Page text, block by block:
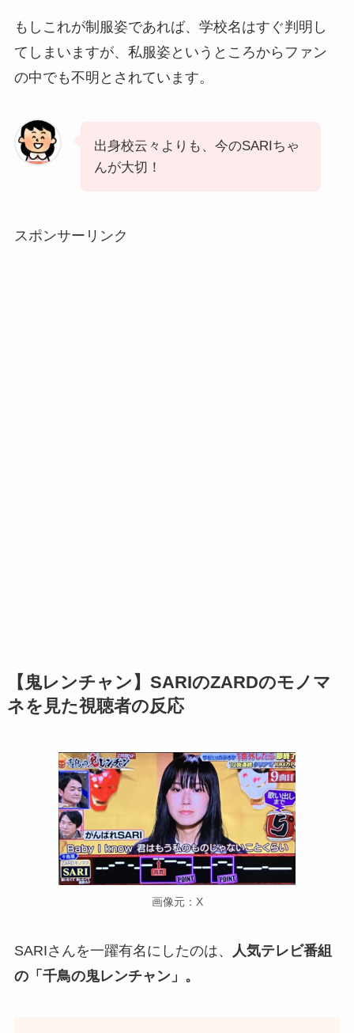
もしこれが制服姿であれば、学校名はすぐ判明し
てしまいますが、私服姿というところからファン
の中でも不明とされています。
出身校云々よりも、今のSARIちゃ
んが大切！
スポンサーリンク
【鬼レンチャン】SARIのZARDのモノマ
ネを見た視聴者の反応
画像元：X
SARIさんを一躍有名にしたのは、
人気テレビ番組
の「千鳥の鬼レンチャン」。